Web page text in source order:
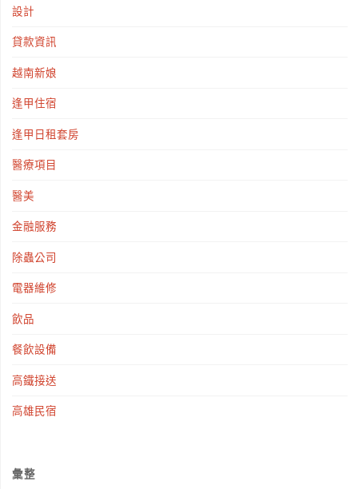
設計
貸款資訊
越南新娘
逢甲住宿
逢甲日租套房
醫療項目
醫美
金融服務
除蟲公司
電器維修
飲品
餐飲設備
高鐵接送
高雄民宿
彙整